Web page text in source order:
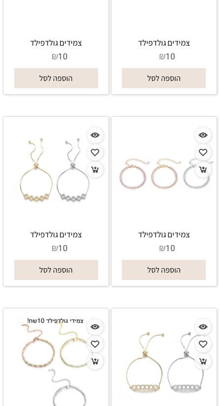
צמידים גולדפילד
₪10
הוספה לסל
צמידים גולדפילד
₪10
הוספה לסל
צמידים גולדפילד
₪10
הוספה לסל
צמידים גולדפילד
₪10
הוספה לסל